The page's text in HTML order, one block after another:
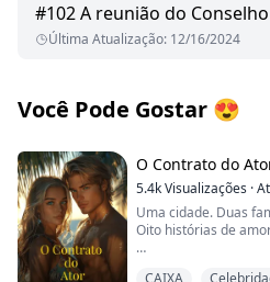
#102A reunião do Conselho
Última Atualização: 12/16/2024
Você Pode Gostar 😍
O Contrato do
5.4kVisualizações ·
Uma cidade. Duas
Oito histórias de